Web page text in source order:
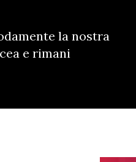
la nostra
e rimani